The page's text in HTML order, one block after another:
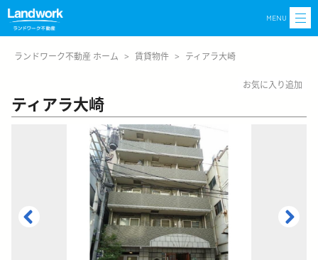
MENU
ランドワーク不動産 ホーム > 賃貸物件 > ティアラ大崎
お気に入り追加
ティアラ大崎